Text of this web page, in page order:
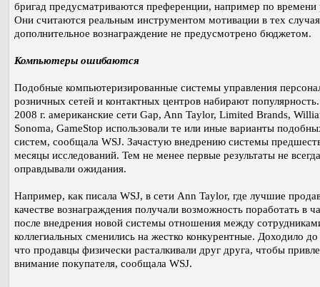
бригад предусматриваются преференции, например по времени
Они считаются реальным инструментом мотивации в тех
дополнительное вознаграждение не предусмотрено бюджетом.
Компьютеры ошибаются
Подобные компьютеризированные системы управления
розничных сетей и контактных центров набирают
2008 г. американские сети Gap, Ann Taylor, Limited Brands,
Sonoma, GameStop использовали те или иные варианты
систем, сообщала WSJ. Зачастую внедрению системы
месяцы исследований. Тем не менее первые результаты не всегда
оправдывали ожидания.
Например, как писала WSJ, в сети Ann Taylor, где лучшие
качестве вознаграждения получали возможность поработать в
после внедрения новой системы отношения между
коллегиальных сменились на жестко конкурентные. Доходило до
что продавцы физически расталкивали друг друга, чтобы
внимание покупателя, сообщала WSJ.